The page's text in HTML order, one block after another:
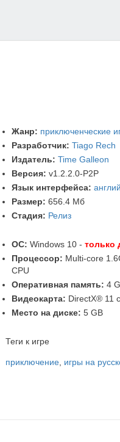
Жанр: приключенческие
Разработчик: Tiago Rech
Издатель: Time Galleon
Версия: v1.2.2.0-P2P
Язык интерфейса:
Размер: 656.4 Мб
Стадия: Релиз
ОС: Windows 10 - только
Процессор: Multi-core
CPU
Оперативная память: 4
Видеокарта: DirectX® 11
Место на диске: 5 GB
Теги к игре
приключение, игры на